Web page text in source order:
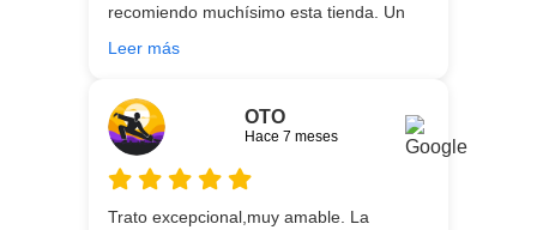
recomiendo muchísimo esta tienda. Un
entrega.
Leer más
OTO
Hace 7 meses
Trato excepcional,muy amable. La